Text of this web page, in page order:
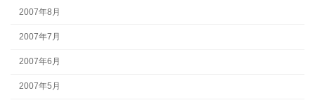
2007年8月
2007年7月
2007年6月
2007年5月